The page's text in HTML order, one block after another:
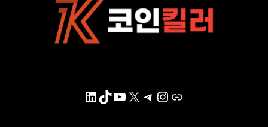
LinkedIn
TikTok
YouTube
X Telegram
Instagram
링크